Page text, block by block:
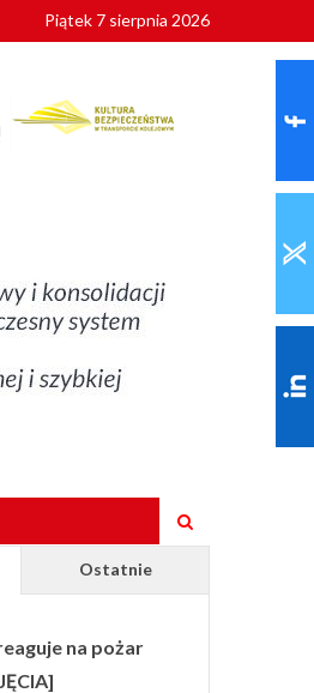
Piątek 7 sierpnia 2026
Ostatnie
na pożar